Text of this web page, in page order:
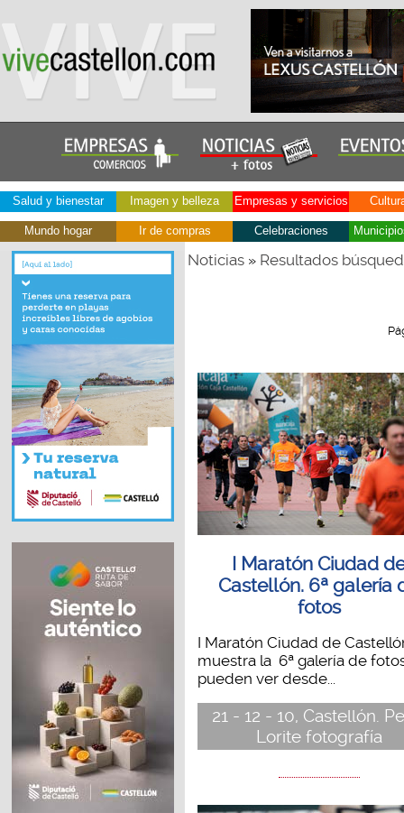
Salud y bienestar Imagen y belleza Empresas y servicios
Mundo hogar Ir de compras Celebraciones
Noticias» Resultados
I Maratón Ciudad
Castellón. 6ª galería
fotos
I Maratón Ciudad de
muestra la 6ª galería de
pueden ver desde...
21 - 12 - 10, Castellón.
Lorite fotografía